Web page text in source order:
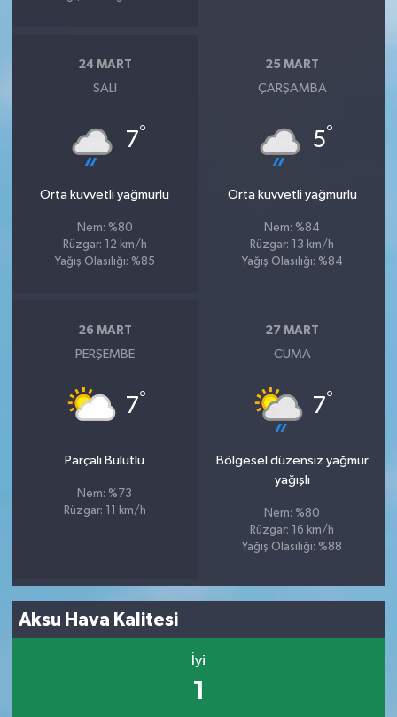
24 MART
SALI
7°
Orta kuvvetli yağmurlu
Nem: %80
Rüzgar: 12 km/h
Yağış Olasılığı: %85
25 MART
ÇARŞAMBA
5°
Orta kuvvetli yağmurlu
Nem: %84
Rüzgar: 13 km/h
Yağış Olasılığı: %84
26 MART
PERŞEMBE
7°
Parçalı Bulutlu
Nem: %73
Rüzgar: 11 km/h
27 MART
CUMA
7°
Bölgesel düzensiz yağmur
yağışlı
Nem: %80
Rüzgar: 16 km/h
Yağış Olasılığı: %88
Aksu Hava Kalitesi
İyi
1